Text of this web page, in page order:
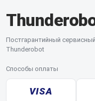
Постгарантийный
Thunderobot
Способы оплаты
VISA